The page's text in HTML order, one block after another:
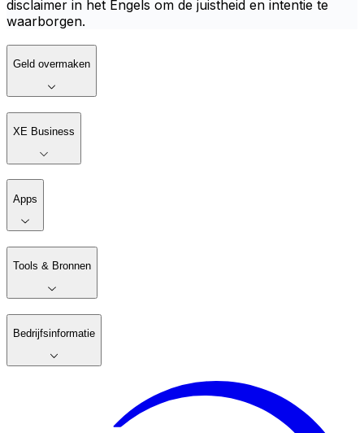
disclaimer in het Engels om de juistheid en intentie te
waarborgen.
Geld overmaken
XE Business
Apps
Tools & Bronnen
Bedrijfsinformatie